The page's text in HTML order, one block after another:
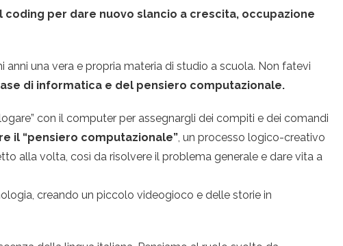
per dare nuovo slancio a crescita, occupazione
una vera e propria materia di studio a scuola. Non fatevi
di informatica e del pensiero computazionale.
con il computer per assegnargli dei compiti e dei comandi
il “pensiero computazionale”, un processo logico-creativo
alla volta, così da risolvere il problema generale e dare vita a
creando un piccolo videogioco e delle storie in